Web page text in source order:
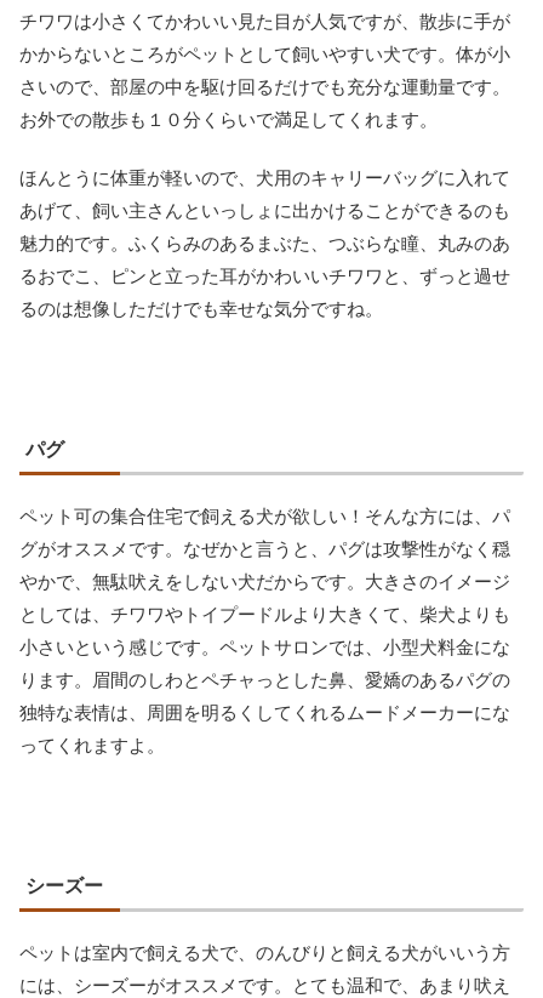
チワワは小さくてかわいい見た目が人気ですが、散歩に手が
かからないところがペットとして飼いやすい犬です。体が小
さいので、部屋の中を駆け回るだけでも充分な運動量です。
お外での散歩も１０分くらいで満足してくれます。
ほんとうに体重が軽いので、犬用のキャリーバッグに入れて
あげて、飼い主さんといっしょに出かけることができるのも
魅力的です。ふくらみのあるまぶた、つぶらな瞳、丸みのあ
るおでこ、ピンと立った耳がかわいいチワワと、ずっと過せ
るのは想像しただけでも幸せな気分ですね。
パグ
ペット可の集合住宅で飼える犬が欲しい！そんな方には、パ
グがオススメです。なぜかと言うと、パグは攻撃性がなく穏
やかで、無駄吠えをしない犬だからです。大きさのイメージ
としては、チワワやトイプードルより大きくて、柴犬よりも
小さいという感じです。ペットサロンでは、小型犬料金にな
ります。眉間のしわとペチャっとした鼻、愛嬌のあるパグの
独特な表情は、周囲を明るくしてくれるムードメーカーにな
ってくれますよ。
シーズー
ペットは室内で飼える犬で、のんびりと飼える犬がいいう方
には、シーズーがオススメです。とても温和で、あまり吠え